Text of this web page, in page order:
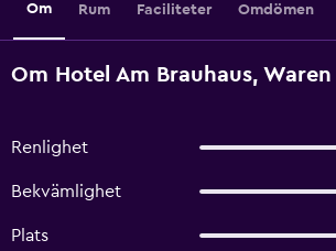
Om Rum Faciliteter Omdömen
Om Hotel Am Brauhaus, Waren
Renlighet
Bekvämlighet
Plats